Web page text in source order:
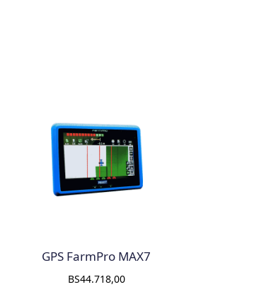
GPS FarmPro MAX7
BS44.718,00